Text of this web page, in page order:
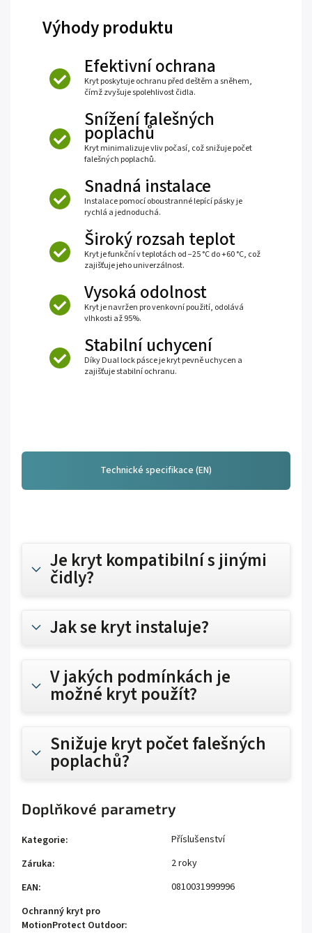
Výhody produktu
Efektivní ochrana
Kryt poskytuje ochranu před deštěm a sněhem,
čímž zvyšuje spolehlivost čidla.
Snížení falešných
poplachů
Kryt minimalizuje vliv počasí, což snižuje počet
falešných poplachů.
Snadná instalace
Instalace pomocí oboustranné lepící pásky je
rychlá a jednoduchá.
Široký rozsah teplot
Kryt je funkční v teplotách od −25 °C do +60 °C, což
zajišťuje jeho univerzálnost.
Vysoká odolnost
Kryt je navržen pro venkovní použití, odolává
vlhkosti až 95%.
Stabilní uchycení
Díky Dual lock pásce je kryt pevně uchycen a
zajišťuje stabilní ochranu.
Technické specifikace (EN)
Je kryt kompatibilní s jinými
čidly?
Jak se kryt instaluje?
V jakých podmínkách je
možné kryt použít?
Snižuje kryt počet falešných
poplachů?
Doplňkové parametry
Kategorie:
Příslušenství
Záruka:
2 roky
EAN:
0810031999996
Ochranný kryt pro
MotionProtect Outdoor: